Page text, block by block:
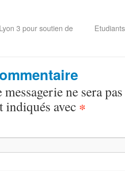
3 pour soutien de
messagerie ne sera
indiqués avec *